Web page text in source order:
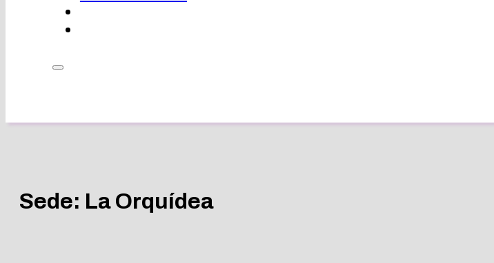
Sede: La Orquídea